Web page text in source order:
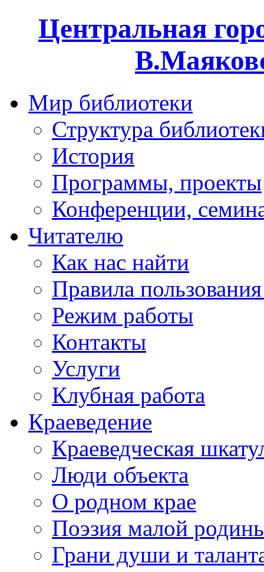
Центральная
Мир библиотеки
Структура
История
Программы, проекты
Конференции,
Читателю
Как нас найти
Правила
Режим работы
Контакты
Услуги
Клубная работа
Краеведение
Краеведческая
Люди объекта
О родном крае
Поэзия малой
Грани души и